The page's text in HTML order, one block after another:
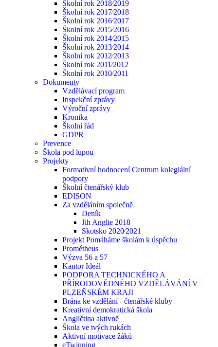
Školní rok 2018⁄2019
Školní rok 2017⁄2018
Školní rok 2016⁄2017
Školní rok 2015⁄2016
Školní rok 2014⁄2015
Školní rok 2013⁄2014
Školní rok 2012⁄2013
Školní rok 2011⁄2012
Školní rok 2010⁄2011
Dokumenty
Vzdělávací program
Inspekční zprávy
Výroční zprávy
Kronika
Školní řád
GDPR
Prevence
Škola pod lupou
Projekty
Formativní hodnocení Centrum kolegiální
podpory
Školní čtenářský klub
EDISON
Za vzděláním společně
Deník
Jih Anglie 2018
Skotsko 2020⁄2021
Projekt Pomáháme školám k úspěchu
Prométheus
Výzva 56 a 57
Kantor Ideál
PODPORA TECHNICKÉHO A
PŘÍRODOVĚDNÉHO VZDĚLÁVÁNÍ V
PLZEŇSKÉM KRAJI
Brána ke vzdělání - čtenářské kluby
Kreativní demokratická škola
Angličtina aktivně
Škola ve tvých rukách
Aktivní motivace žáků
eTwinning